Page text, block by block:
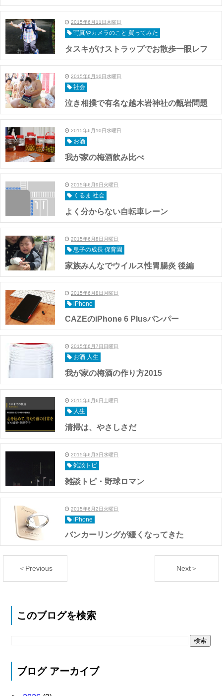
2015年6月11日木曜日
写真やカメラのこと 買ってみた
タスキがけストラップでお散歩一眼レフ
2015年6月10日水曜日
社会
泣き相撲で有名な越木岩神社の甑岩問題
2015年6月10日水曜日
お酒
我が家の梅酒飲み比べ
2015年6月9日火曜日
くるま 社会
よく分からない自転車レーン
2015年6月8日月曜日
息子の成長 保育園
家族みんなでウイルス性胃腸炎 後編
2015年6月8日月曜日
iPhone
CAZEのiPhone 6 Plusバンパー
2015年6月7日日曜日
お酒 人生
我が家の梅酒の作り方2015
2015年6月6日土曜日
人生
清掃は、やさしさだ
2015年6月3日水曜日
雑談トピ
雑談トピ・野球ロマン
2015年6月2日火曜日
iPhone
バンカーリングが緩くなってきた
＜Previous Next＞
このブログを検索
ブログ アーカイブ